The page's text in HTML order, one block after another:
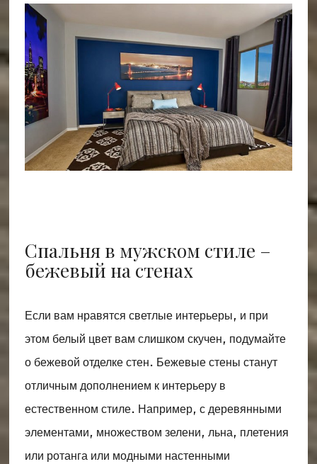
Спальня в мужском стиле –
бежевый на стенах
Если вам нравятся светлые интерьеры, и при
этом белый цвет вам слишком скучен, подумайте
о бежевой отделке стен. Бежевые стены станут
отличным дополнением к интерьеру в
естественном стиле. Например, с деревянными
элементами, множеством зелени, льна, плетения
или ротанга или модными настенными